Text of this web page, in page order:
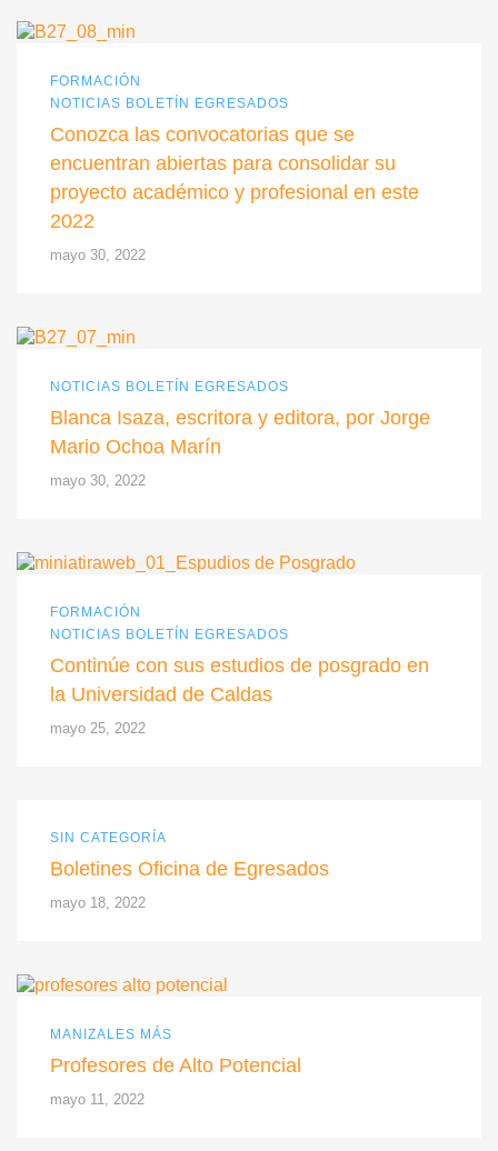
FORMACIÓN
NOTICIAS BOLETÍN EGRESADOS
Conozca las convocatorias que se
encuentran abiertas para consolidar su
proyecto académico y profesional en este
2022
mayo 30, 2022
NOTICIAS BOLETÍN EGRESADOS
Blanca Isaza, escritora y editora, por Jorge
Mario Ochoa Marín
mayo 30, 2022
FORMACIÓN
NOTICIAS BOLETÍN EGRESADOS
Continúe con sus estudios de posgrado en
la Universidad de Caldas
mayo 25, 2022
SIN CATEGORÍA
Boletines Oficina de Egresados
mayo 18, 2022
MANIZALES MÁS
Profesores de Alto Potencial
mayo 11, 2022